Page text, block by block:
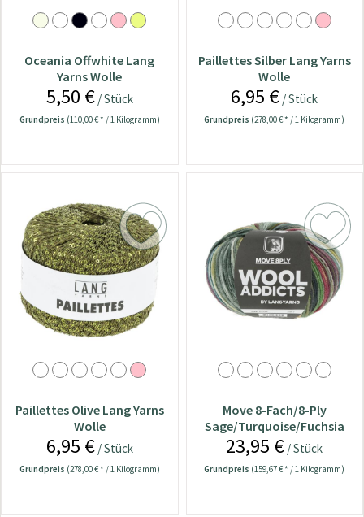
Oceania Offwhite Lang
Yarns Wolle
5,50 €/ Stück
Grundpreis (110,00 € * / 1 Kilogramm)
Paillettes Silber Lang Yarns
Wolle
6,95 € / Stück
Grundpreis (278,00 € * / 1 Kilogramm)
Paillettes Olive Lang Yarns
Wolle
6,95 €/ Stück
Grundpreis (278,00 € * / 1 Kilogramm)
Move 8-Fach/8-Ply
Sage/Turquoise/Fuchsia
Lang Yarns Wolle
23,95 € / Stück
Grundpreis (159,67 € * / 1 Kilogramm)